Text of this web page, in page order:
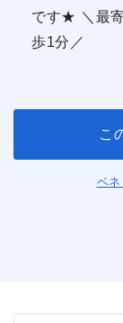
です★ ＼最
歩1分／
こ
ベ